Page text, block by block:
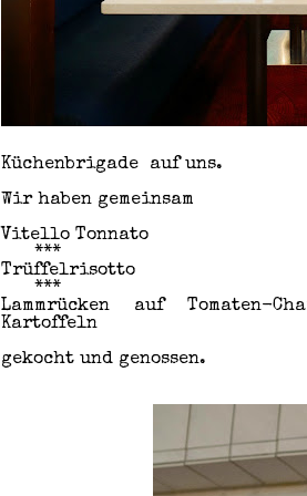
Küchenbrigade auf uns.
Wir haben gemeinsam
Vitello Tonnato
***
Trüffelrisotto
***
Lammrücken auf Tomaten-
Kartoffeln
gekocht und genossen.